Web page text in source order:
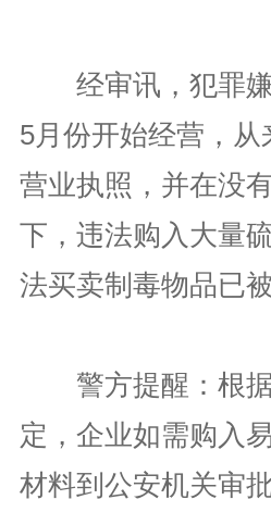
经审讯，犯罪嫌
5月份开始经营，
营业执照，并在没
下，违法购入大量
法买卖制毒物品已
警方提醒：根据
定，企业如需购入
材料到公安机关审